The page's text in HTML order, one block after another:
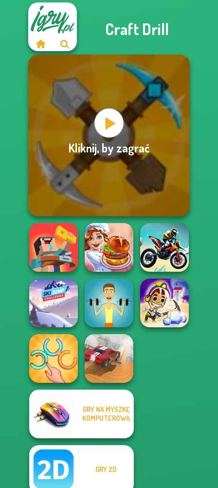
Craft Drill
Kliknij, by zagrać
Noob: Zombie
Prison Escape
Cooking Festival Bike Jump
Ski Jump
Challenge
Muscle Clicker
Untangle Rings
Master
City Driver:
GRY NA MYSZKĘ
KOMPUTEROWĄ
GRY 2D